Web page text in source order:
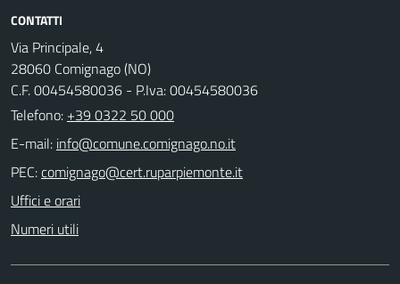
CONTATTI
Via Principale, 4
28060 Comignago (NO)
C.F. 00454580036 - P.Iva: 00454580036
Telefono: +39 0322 50 000
E-mail:
PEC:
Uffici e orari
Numeri utili